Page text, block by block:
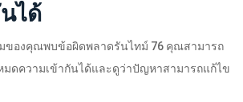
ได้
ของคุณพบข้อผิดพลาดรันไทม์ 76 คุณสามารถ
มดความเข้ากันได้และดูว่าปัญหาสามารถแก้ไข